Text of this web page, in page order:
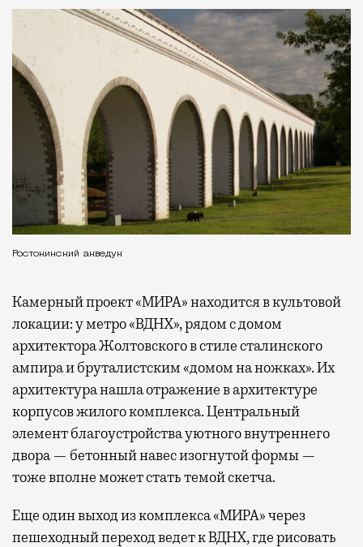
Ростокинский акведук
Камерный проект «МИРА» находится в культовой
локации: у метро «ВДНХ», рядом с домом
архитектора Жолтовского в стиле сталинского
ампира и бруталистским «домом на ножках». Их
архитектура нашла отражение в архитектуре
корпусов жилого комплекса. Центральный
элемент благоустройства уютного внутреннего
двора — бетонный навес изогнутой формы —
тоже вполне может стать темой скетча.
Еще один выход из комплекса «МИРА» через
пешеходный переход ведет к ВДНХ, где рисовать